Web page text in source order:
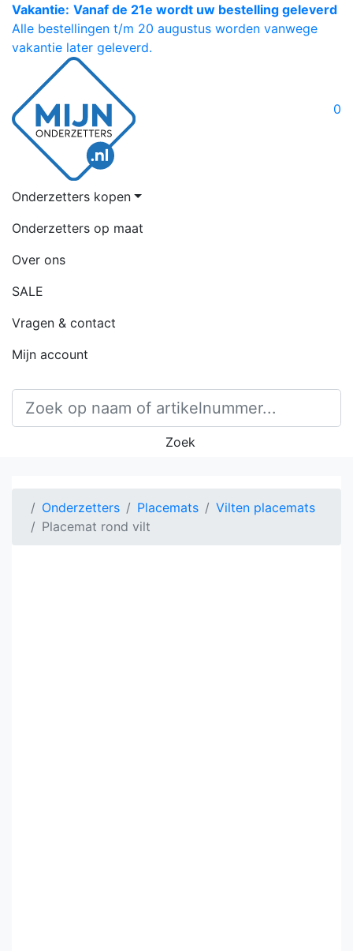
Vakantie: Vanaf de 21e wordt uw bestelling geleverd
Alle bestellingen t/m 20 augustus worden vanwege
vakantie later geleverd.
0
Onderzetters kopen
Onderzetters op maat
Over ons
SALE
Vragen & contact
Mijn account
Zoek
Onderzetters Placemats
Vilten placemats
Placemat rond vilt